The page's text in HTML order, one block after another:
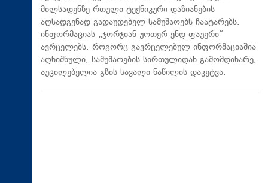
მილსადენზე რთული ტექნიკური დაზიანების
აღსადგენად გადაუდებელ სამუშაოებს ჩაატარებს.
ინფორმაციას „ჯორჯიან უოთერ ენდ ფაუერი“
ავრცელებს. როგორც გავრცელებულ ინფორმაციაშია
აღნიშნული, სამუშაოების სირთულიდან გამომდინარე,
აუცილებელია გზის სავალი ნაწილის დაკეტვა.